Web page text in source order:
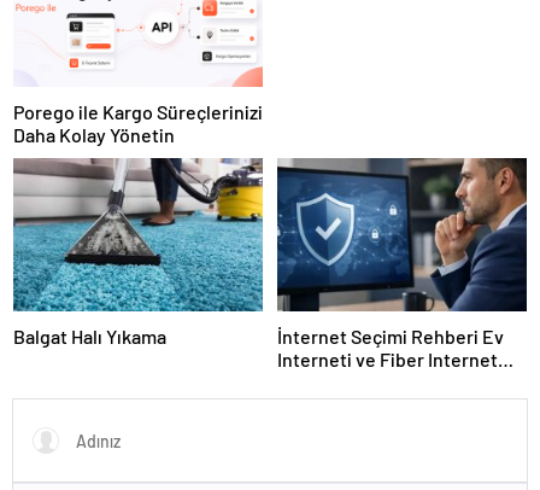
Porego ile Kargo Süreçlerinizi
Daha Kolay Yönetin
Balgat Halı Yıkama
İnternet Seçimi Rehberi Ev
Interneti ve Fiber Internet